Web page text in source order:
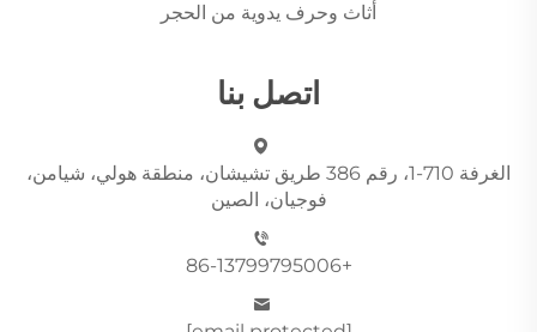
أثاث وحرف يدوية من الحجر
اتصل بنا
الغرفة 710-1، رقم 386 طريق تشيشان، منطقة هولي، شيامن،
فوجيان، الصين
+86-13799795006